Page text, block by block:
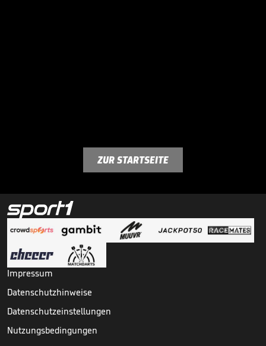
ZUR STARTSEITE
Impressum
Datenschutzhinweise
Datenschutzeinstellungen
Nutzungsbedingungen